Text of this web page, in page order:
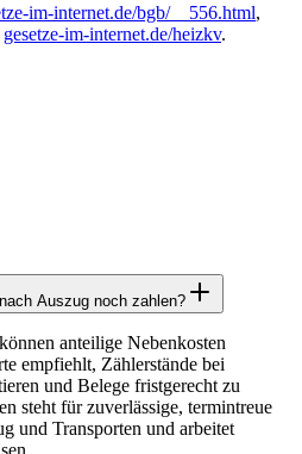
im-internet.de/bgb/__556.html,
gesetze-im-internet.de/heizkv.
Auszug noch zahlen?
anteilige Nebenkosten
empfiehlt, Zählerstände bei
und Belege fristgerecht zu
steht für zuverlässige, termintreue
und Transporten und arbeitet